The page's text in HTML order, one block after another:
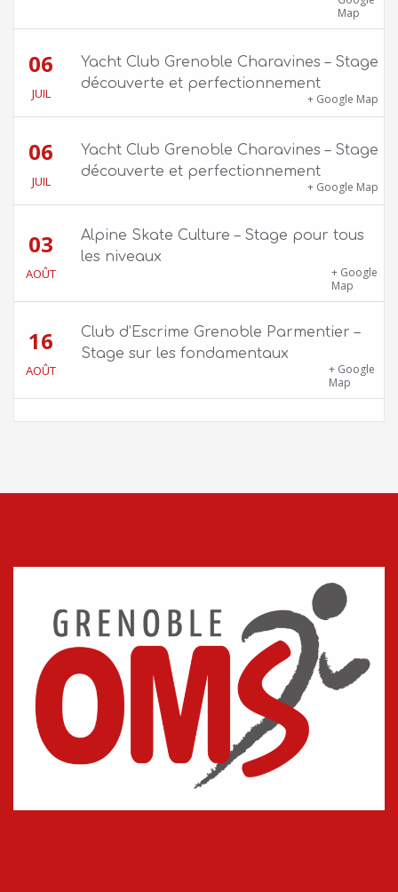
Map
06
JUIL
Yacht Club Grenoble Charavines – Stage
découverte et perfectionnement
+ Google Map
06
JUIL
Yacht Club Grenoble Charavines – Stage
découverte et perfectionnement
+ Google Map
03
AOÛT
Alpine Skate Culture – Stage pour tous
les niveaux
+ Google
Map
16
AOÛT
Club d’Escrime Grenoble Parmentier –
Stage sur les fondamentaux
+ Google
Map